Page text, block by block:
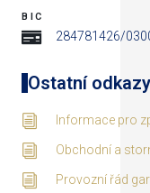
BIC
284781426/
Ostatní odkazy
Informace pro
Obchodní a
Provozní řád